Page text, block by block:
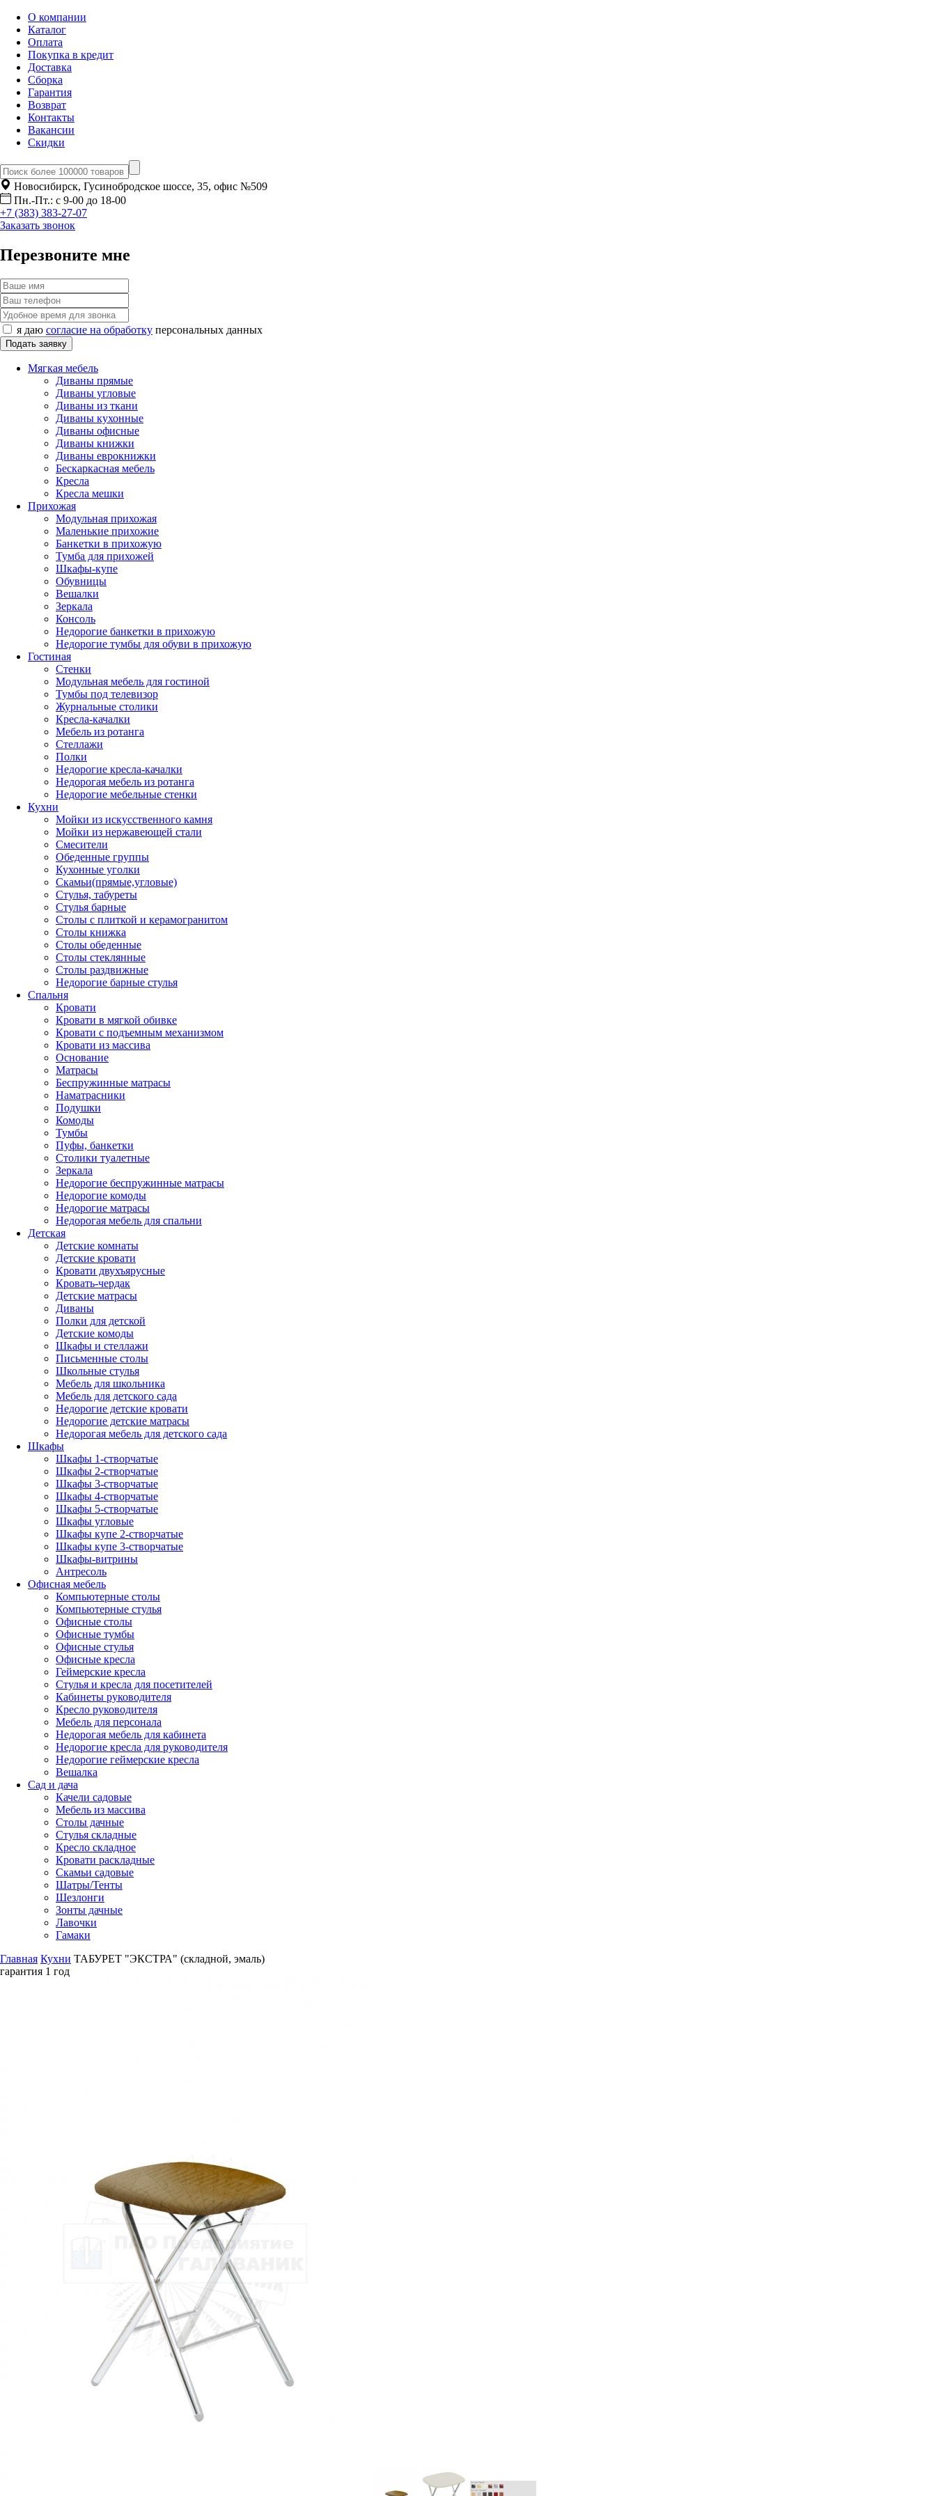
О компании
Каталог
Оплата
Покупка в кредит
Доставка
Сборка
Гарантия
Возврат
Контакты
Вакансии
Скидки
Новосибирск, Гусинобродское шоссе, 35, офис №509
Пн.-Пт.: с 9-00 до 18-00
+7 (383) 383-27-07
Заказать звонок
Перезвоните мне
я даю согласие на обработку персональных данных
Мягкая мебель
Диваны прямые
Диваны угловые
Диваны из ткани
Диваны кухонные
Диваны офисные
Диваны книжки
Диваны еврокнижки
Бескаркасная мебель
Кресла
Кресла мешки
Прихожая
Модульная прихожая
Маленькие прихожие
Банкетки в прихожую
Тумба для прихожей
Шкафы-купе
Обувницы
Вешалки
Зеркала
Консоль
Недорогие банкетки в прихожую
Недорогие тумбы для обуви в прихожую
Гостиная
Стенки
Модульная мебель для гостиной
Тумбы под телевизор
Журнальные столики
Кресла-качалки
Мебель из ротанга
Стеллажи
Полки
Недорогие кресла-качалки
Недорогая мебель из ротанга
Недорогие мебельные стенки
Кухни
Мойки из искусственного камня
Мойки из нержавеющей стали
Смесители
Обеденные группы
Кухонные уголки
Скамьи(прямые,угловые)
Стулья, табуреты
Стулья барные
Столы с плиткой и керамогранитом
Столы книжка
Столы обеденные
Столы стеклянные
Столы раздвижные
Недорогие барные стулья
Спальня
Кровати
Кровати в мягкой обивке
Кровати с подъемным механизмом
Кровати из массива
Основание
Матрасы
Беспружинные матрасы
Наматрасники
Подушки
Комоды
Тумбы
Пуфы, банкетки
Столики туалетные
Зеркала
Недорогие беспружинные матрасы
Недорогие комоды
Недорогие матрасы
Недорогая мебель для спальни
Детская
Детские комнаты
Детские кровати
Кровати двухъярусные
Кровать-чердак
Детские матрасы
Диваны
Полки для детской
Детские комоды
Шкафы и стеллажи
Письменные столы
Школьные стулья
Мебель для школьника
Мебель для детского сада
Недорогие детские кровати
Недорогие детские матрасы
Недорогая мебель для детского сада
Шкафы
Шкафы 1-створчатые
Шкафы 2-створчатые
Шкафы 3-створчатые
Шкафы 4-створчатые
Шкафы 5-створчатые
Шкафы угловые
Шкафы купе 2-створчатые
Шкафы купе 3-створчатые
Шкафы-витрины
Антресоль
Офисная мебель
Компьютерные столы
Компьютерные стулья
Офисные столы
Офисные тумбы
Офисные стулья
Офисные кресла
Геймерские кресла
Стулья и кресла для посетителей
Кабинеты руководителя
Кресло руководителя
Мебель для персонала
Недорогая мебель для кабинета
Недорогие кресла для руководителя
Недорогие геймерские кресла
Вешалка
Сад и дача
Качели садовые
Мебель из массива
Столы дачные
Стулья складные
Кресло складное
Кровати раскладные
Скамьи садовые
Шатры/Тенты
Шезлонги
Зонты дачные
Лавочки
Гамаки
Главная Кухни ТАБУРЕТ "ЭКСТРА" (складной, эмаль)
гарантия 1 год